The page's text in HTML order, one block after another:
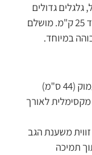
גדולים
וסוללה עוצמתית המספקת טווח נסיעה של עד 25 ק"מ. מושלם
במיוחד.
מושב רחב (45 ס"מ) ועמוק (44 ס"מ)
לאורך
זווית משענת הגב
תמיכה